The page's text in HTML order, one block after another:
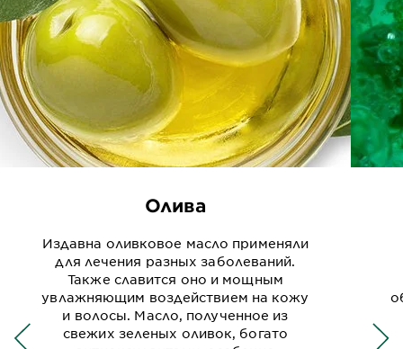
Олива
Издавна оливковое масло применяли
для лечения разных заболеваний.
Также славится оно и мощным
увлажняющим воздействием на кожу
и волосы. Масло, полученное из
свежих зеленых оливок, богато